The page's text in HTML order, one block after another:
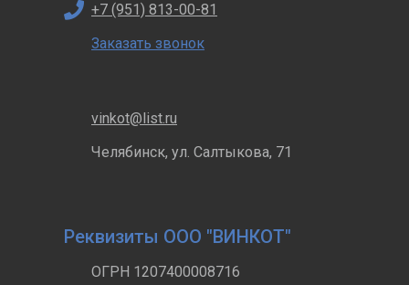
+7 (951) 813-00-81
Заказать звонок
vinkot@list.ru
Челябинск, ул. Салтыкова, 71
Реквизиты ООО "ВИНКОТ"
ОГРН 1207400008716